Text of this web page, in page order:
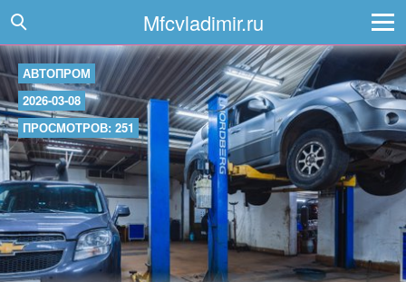
Mfcvladimir.ru
АВТОПРОМ
2026-03-08
ПРОСМОТРОВ: 251